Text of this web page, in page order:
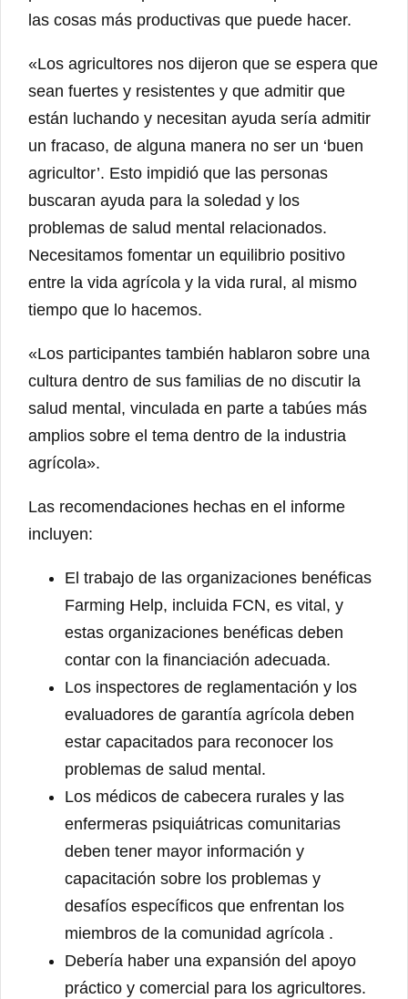
las cosas más productivas que puede hacer.
«Los agricultores nos dijeron que se espera que
sean fuertes y resistentes y que admitir que
están luchando y necesitan ayuda sería admitir
un fracaso, de alguna manera no ser un ‘buen
agricultor’. Esto impidió que las personas
buscaran ayuda para la soledad y los
problemas de salud mental relacionados.
Necesitamos fomentar un equilibrio positivo
entre la vida agrícola y la vida rural, al mismo
tiempo que lo hacemos.
«Los participantes también hablaron sobre una
cultura dentro de sus familias de no discutir la
salud mental, vinculada en parte a tabúes más
amplios sobre el tema dentro de la industria
agrícola».
Las recomendaciones hechas en el informe
incluyen:
El trabajo de las organizaciones benéficas
Farming Help, incluida FCN, es vital, y
estas organizaciones benéficas deben
contar con la financiación adecuada.
Los inspectores de reglamentación y los
evaluadores de garantía agrícola deben
estar capacitados para reconocer los
problemas de salud mental.
Los médicos de cabecera rurales y las
enfermeras psiquiátricas comunitarias
deben tener mayor información y
capacitación sobre los problemas y
desafíos específicos que enfrentan los
miembros de la comunidad agrícola .
Debería haber una expansión del apoyo
práctico y comercial para los agricultores.